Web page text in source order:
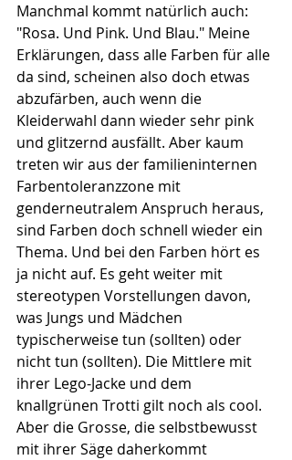
Manchmal kommt natürlich auch:
"Rosa. Und Pink. Und Blau." Meine
Erklärungen, dass alle Farben für alle
da sind, scheinen also doch etwas
abzufärben, auch wenn die
Kleiderwahl dann wieder sehr pink
und glitzernd ausfällt. Aber kaum
treten wir aus der familieninternen
Farbentoleranzzone mit
genderneutralem Anspruch heraus,
sind Farben doch schnell wieder ein
Thema. Und bei den Farben hört es
ja nicht auf. Es geht weiter mit
stereotypen Vorstellungen davon,
was Jungs und Mädchen
typischerweise tun (sollten) oder
nicht tun (sollten). Die Mittlere mit
ihrer Lego-Jacke und dem
knallgrünen Trotti gilt noch als cool.
Aber die Grosse, die selbstbewusst
mit ihrer Säge daherkommt